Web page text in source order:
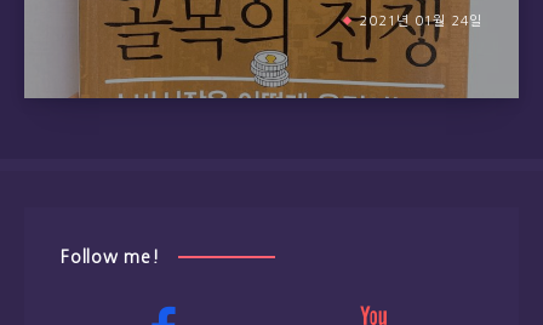
2021년 01월 24일
Follow me!